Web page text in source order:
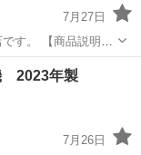
7月27日
説明】
：JW-
2023年製
7月26日